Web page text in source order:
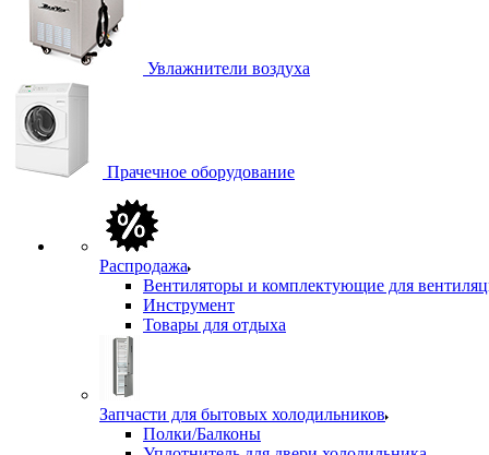
Увлажнители воздуха
Прачечное оборудование
Распродажа
Вентиляторы и комплектующие для
Инструмент
Товары для отдыха
Запчасти для бытовых холодильников
Полки/Балконы